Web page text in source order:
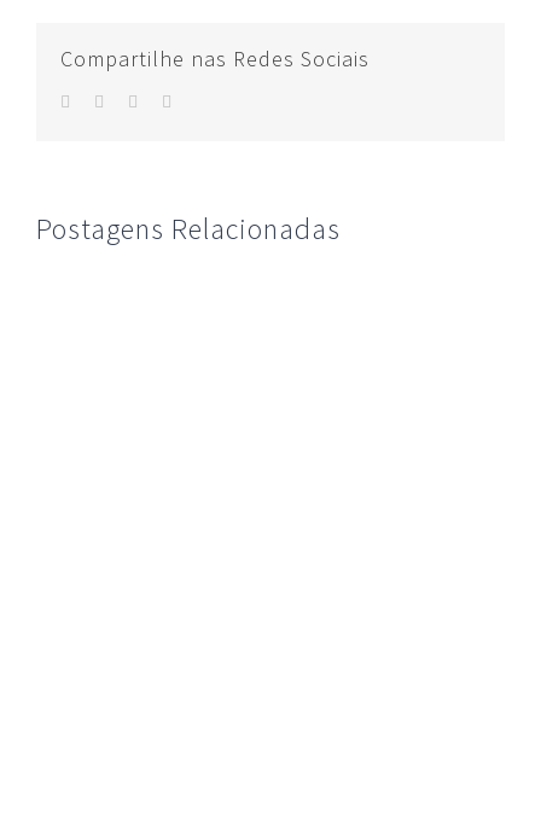
Compartilhe nas Redes Sociais
facebook
twitter whatsapp
Postagens Relacionadas